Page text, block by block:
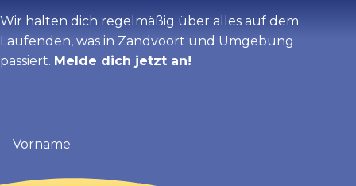
Wir halten dich regelmäßig über alles auf dem
Laufenden, was in Zandvoort und Umgebung
passiert. Melde dich jetzt an!
(erforderlich)